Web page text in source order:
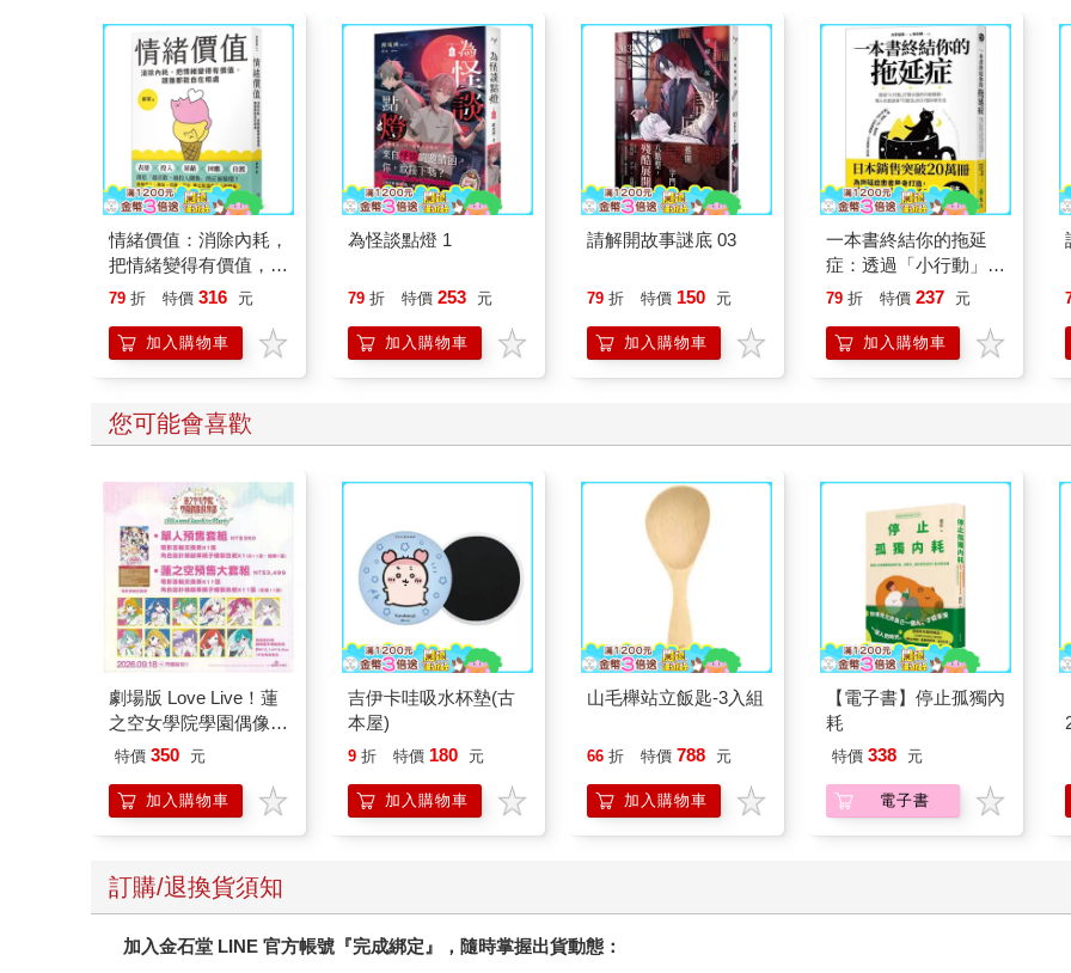
情緒價值：消除內耗，
把情緒變得有價值，跟
誰都能自在相處
79 折 特價 316 元
加入購物車
為怪談點燈 1
79 折 特價 253 元
加入購物車
請解開故事謎底 03
79 折 特價 150 元
加入購物車
一本書終結你的拖延
症：透過「小行動」打
開大腦的行動開關，懶
的37個科學方法
79 折 特價 237 元
加入購物車
您可能會喜歡
劇場版 Love Live！蓮
之空女學院學園偶像俱
樂部 Bloom Garden
特價 350 元
加入購物車
吉伊卡哇吸水杯墊(古
本屋)
9 折 特價 180 元
加入購物車
山毛櫸站立飯匙-3入組
66 折 特價 788 元
加入購物車
【電子書】停止孤獨內
耗
特價 338 元
電子書
訂購/退換貨須知
加入金石堂 LINE 官方帳號『完成綁定』，隨時掌握出貨動態：